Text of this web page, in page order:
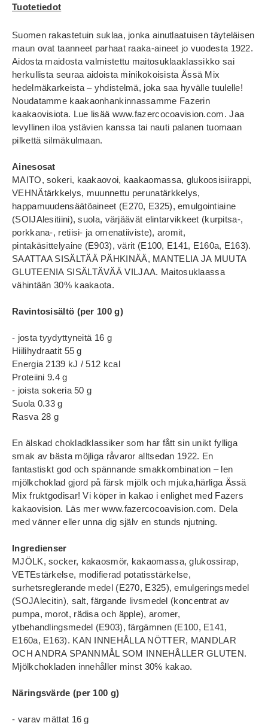
Tuotetiedot
Suomen rakastetuin suklaa, jonka ainutlaatuisen täyteläisen
maun ovat taanneet parhaat raaka-aineet jo vuodesta 1922.
Aidosta maidosta valmistettu maitosuklaaklassikko sai
herkullista seuraa aidoista minikokoisista Ässä Mix
hedelmäkarkeista – yhdistelmä, joka saa hyvälle tuulelle!
Noudatamme kaakaonhankinnassamme Fazerin
kaakaovisiota. Lue lisää www.fazercocoavision.com. Jaa
levyllinen iloa ystävien kanssa tai nauti palanen tuomaan
pilkettä silmäkulmaan.
Ainesosat
MAITO, sokeri, kaakaovoi, kaakaomassa, glukoosisiirappi,
VEHNÄtärkkelys, muunnettu perunatärkkelys,
happamuudensäätöaineet (E270, E325), emulgointiaine
(SOIJAlesitiini), suola, värjäävät elintarvikkeet (kurpitsa-,
porkkana-, retiisi- ja omenatiiviste), aromit,
pintakäsittelyaine (E903), värit (E100, E141, E160a, E163).
SAATTAA SISÄLTÄÄ PÄHKINÄÄ, MANTELIA JA MUUTA
GLUTEENIA SISÄLTÄVÄÄ VILJAA. Maitosuklaassa
vähintään 30% kaakaota.
Ravintosisältö (per 100 g)
- josta tyydyttyneitä 16 g
Hiilihydraatit 55 g
Energia 2139 kJ / 512 kcal
Proteiini 9.4 g
- joista sokeria 50 g
Suola 0.33 g
Rasva 28 g
En älskad chokladklassiker som har fått sin unikt fylliga
smak av bästa möjliga råvaror alltsedan 1922. En
fantastiskt god och spännande smakkombination – len
mjölkchoklad gjord på färsk mjölk och mjuka,härliga Ässä
Mix fruktgodisar! Vi köper in kakao i enlighet med Fazers
kakaovision. Läs mer www.fazercocoavision.com. Dela
med vänner eller unna dig själv en stunds njutning.
Ingredienser
MJÖLK, socker, kakaosmör, kakaomassa, glukossirap,
VETEstärkelse, modifierad potatisstärkelse,
surhetsreglerande medel (E270, E325), emulgeringsmedel
(SOJAlecitin), salt, färgande livsmedel (koncentrat av
pumpa, morot, rädisa och äpple), aromer,
ytbehandlingsmedel (E903), färgämnen (E100, E141,
E160a, E163). KAN INNEHÅLLA NÖTTER, MANDLAR
OCH ANDRA SPANNMÅL SOM INNEHÅLLER GLUTEN.
Mjölkchokladen innehåller minst 30% kakao.
Näringsvärde (per 100 g)
- varav mättat 16 g